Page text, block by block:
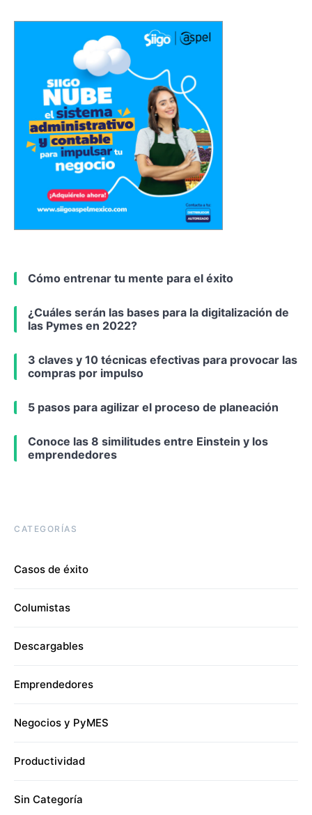
Cómo entrenar tu mente para el éxito
¿Cuáles serán las bases para la digitalización de
las Pymes en 2022?
3 claves y 10 técnicas efectivas para provocar las
compras por impulso
5 pasos para agilizar el proceso de planeación
Conoce las 8 similitudes entre Einstein y los
emprendedores
CATEGORÍAS
Casos de éxito
Columistas
Descargables
Emprendedores
Negocios y PyMES
Productividad
Sin Categoría